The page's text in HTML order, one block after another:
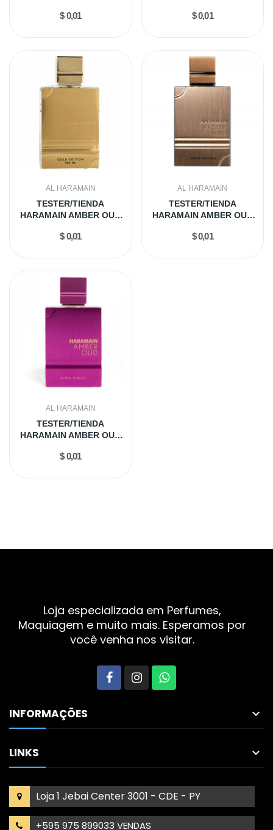
$ 0,01 $ 0,01
AL HARAMAIN
TESTER/TIENDA
HARAMAIN AMBER OUD
$ 0,01
AL HARAMAIN
TESTER/TIENDA
HARAMAIN AMBER OUD
$ 0,01
AL HARAMAIN
TESTER/TIENDA
HARAMAIN AMBER OUD
$ 0,01
Loja especializada em Perfumes,
Maquiagem e muito mais. Esperamos por
você venha nos visitar.
INFORMAÇÕES 
LINKS 
Loja 1 Jebai Center 3001 - CDE - PY
+595 975 899033 VENDAS